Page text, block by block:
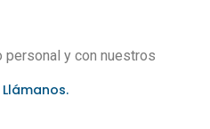
y con nuestros